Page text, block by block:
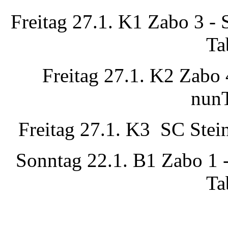
Freitag 27.1. K1 Zabo 3 -
Freitag 27.1. K2
Freitag 27.1. K3 SC
Sonntag 22.1. B1 Zabo